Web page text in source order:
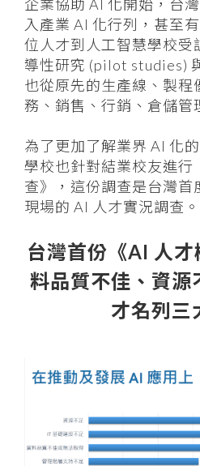
企業協助 AI 化開始，台
入產業 AI 化行列，甚至
位人才到人工智慧學校受
導性研究 (pilot studies)
也從原先的生產線、製程
務、銷售、行銷、倉儲管
為了更加了解業界 AI 化
學校也針對結業校友進行
查》，這份調查是台灣首
現場的 AI 人才實況調查。
台灣首份《AI 人
料品質不佳、資源
才名列三